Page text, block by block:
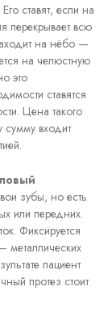
Его ставят, если на
перекрывает всю
на нёбо —
на челюстную
это
ставятся
Цена такого
сумму входит
зубы, но есть
или передних.
Фиксируется
пациент
протез стоит